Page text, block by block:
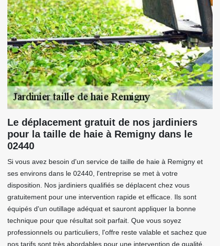
Le déplacement gratuit de nos jardiniers
pour la taille de haie à Remigny dans le
02440
Si vous avez besoin d'un service de taille de haie à Remigny et
ses environs dans le 02440, l'entreprise se met à votre
disposition. Nos jardiniers qualifiés se déplacent chez vous
gratuitement pour une intervention rapide et efficace. Ils sont
équipés d'un outillage adéquat et sauront appliquer la bonne
technique pour que résultat soit parfait. Que vous soyez
professionnels ou particuliers, l'offre reste valable et sachez que
nos tarifs sont très abordables pour une intervention de qualité.